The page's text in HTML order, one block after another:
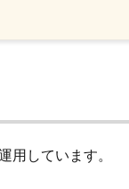
用しています。